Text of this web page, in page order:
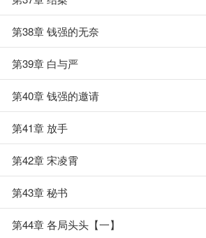
第38章 钱强的无奈
第39章 白与严
第40章 钱强的邀请
第41章 放手
第42章 宋凌霄
第43章 秘书
第44章 各局头头【一】